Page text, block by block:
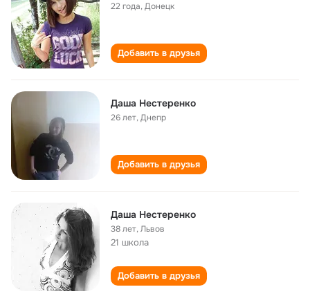
22 года,Донецк
Добавить в друзья
Даша Нестеренко
26 лет,Днепр
Добавить в друзья
Даша Нестеренко
38 лет,Львов
21 школа
Добавить в друзья